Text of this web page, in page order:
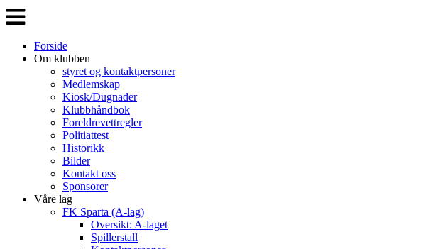
Veksle
navigasjon
Forside
Om klubben
styret og kontaktpersoner
Medlemskap
Kiosk/Dugnader
Klubbhåndbok
Foreldrevettregler
Politiattest
Historikk
Bilder
Kontakt oss
Sponsorer
Våre lag
FK Sparta (A-lag)
Oversikt: A-laget
Spillerstall